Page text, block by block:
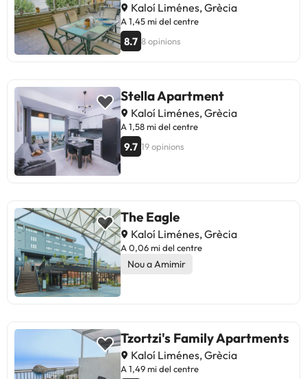
Kaloí Liménes, Grècia
A 1,45 mi del centre
8.7 8 opinions
Stella Apartment
Kaloí Liménes, Grècia
A 1,58 mi del centre
9.7 19 opinions
The Eagle
Kaloí Liménes, Grècia
A 0,06 mi del centre
Nou a Amimir
Tzortzi's Family Apartments
Kaloí Liménes, Grècia
A 1,49 mi del centre